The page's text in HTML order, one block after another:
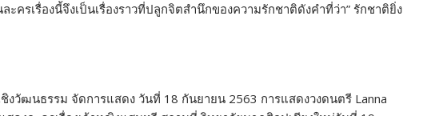
ครเรื่องนี้จึงเป็นเรื่องราวที่ปลูกจิตสำนึกของความรักชาติดังคำที่ว่า” รักชาติยิ่ง
งวัฒนธรรม จัดการแสดง วันที่ 18 กันยายน 2563 การแสดงวงดนตรี Lanna